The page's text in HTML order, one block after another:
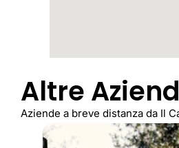
Altre
Aziende a breve distanza da Il